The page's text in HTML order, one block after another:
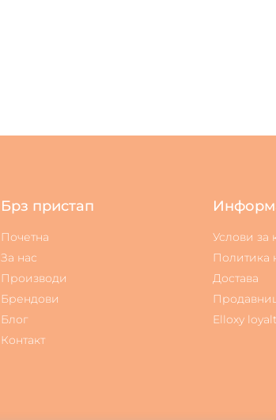
Брз пристап
Почетна
За нас
Производи
Брендови
Блог
Контакт
Услови за
Политика
Достава
Elloxy